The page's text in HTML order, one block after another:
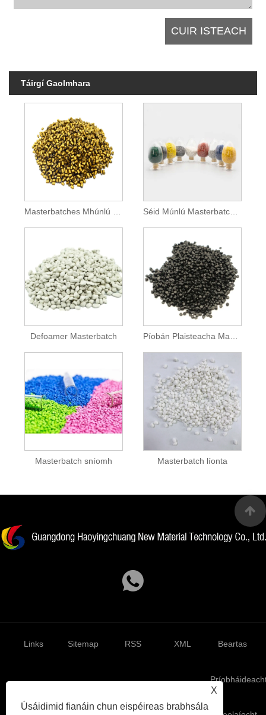
Táirgí Gaolmhara
Masterbatches Mhúnlú Instealladh Séid Múnlú Masterbatches
Defoamer Masterbatch Píobán Plaisteacha Masterbatch
Masterbatch sníomh Masterbatch líonta
X
Úsáidimid fianáin chun eispéireas brabhsála
Links Sitemap RSS XML Beartas